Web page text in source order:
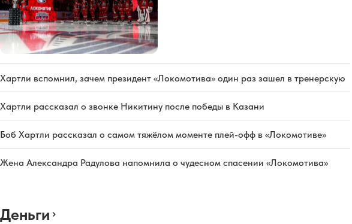
Хартли вспомнил, зачем президент «Локомотива» один раз зашел в тренерскую
Хартли рассказал о звонке Никитину после победы в Казани
Боб Хартли рассказал о самом тяжёлом моменте плей-офф в «Локомотиве»
Жена Александра Радулова напомнила о чудесном спасении «Локомотива»
Деньги